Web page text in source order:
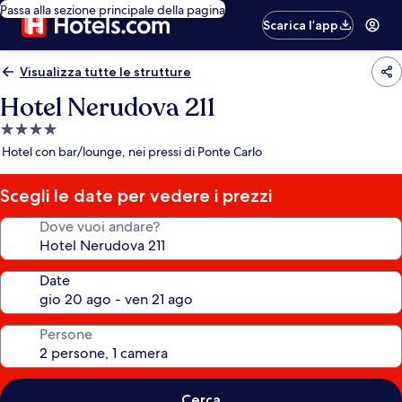
Passa alla sezione principale della pagina
Scarica l’app
Visualizza tutte le strutture
Hotel Nerudova 211
Struttura
a
stelle
Hotel con bar/lounge, nei pressi di Ponte Carlo
Scegli le date per vedere i prezzi
Dove vuoi andare?
Date
Persone